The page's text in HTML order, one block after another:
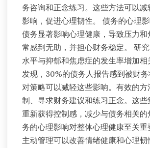
务咨询和正念练习。这些方法可以减
影响，促进心理韧性。 债务的心理
债务显著影响心理健康，导致压力和
常感到无助，并担心财务稳定。 研
水平与抑郁和焦虑症的发生率增加
发现，30%的债务人报告感到被财
对策略可以减轻这些影响。有效的方
制、寻求财务建议和练习正念。这些
重新获得控制感，减少与债务相关
务的心理影响对整体心理健康至关
主动管理可以改善情绪健康和心理